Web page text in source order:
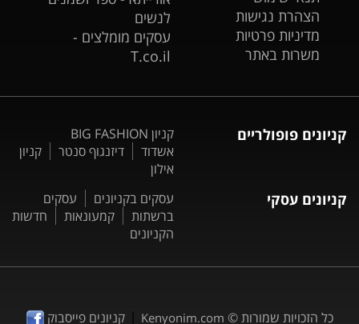
הצהרת נגישות
מדיניות פרטיות
משרות באתר
לנשים
עסקים מומלצים -
T.co.il
קניונים פופולריים
קניון BIG FASHION
אשדוד
דיזנגוף סנטר
קניון
אילון
קניונים עסקי עסקים בקניונים
עסקים
ברשתות
קמעונאות
חדשות
הקניונים
כל הזכויות שמורות © Kenyonim.com
|קניונים פייסבוק